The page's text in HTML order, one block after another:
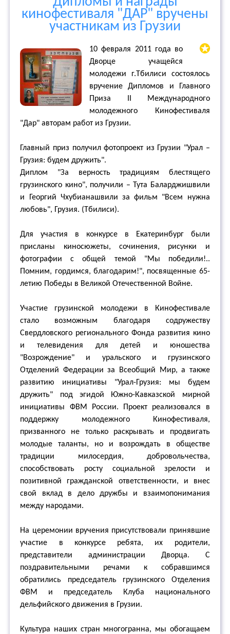
кинофестиваля "ДАР" вручены
участникам из Грузии
10 февраля 2011 года во
Дворце учащейся
молодежи г.Тбилиси состоялось
вручение Дипломов и Главного
Приза II Международного
молодежного Кинофестиваля
"Дар" авторам работ из Грузии.
Главный приз получил фотопроект из Грузии "Урал –
Грузия: будем дружить".
Диплом "За верность традициям блестящего
грузинского кино", получили – Тута Баларджишвили
и Георгий Чхубианашвили за фильм "Всем нужна
любовь", Грузия. (Тбилиси).
Для участия в конкурсе в Екатеринбург были
присланы киносюжеты, сочинения, рисунки и
фотографии с общей темой "Мы победили!..
Помним, гордимся, благодарим!", посвященные 65-
летию Победы в Великой Отечественной Войне.
Участие грузинской молодежи в Кинофестивале
стало возможным благодаря содружеству
Свердловского регионального Фонда развития кино
и телевидения для детей и юношества
"Возрождение" и уральского и грузинского
Отделений Федерации за Всеобщий Мир, а также
развитию инициативы "Урал-Грузия: мы будем
дружить" под эгидой Южно-Кавказской мирной
инициативы ФВМ России. Проект реализовался в
поддержку молодежного Кинофестиваля,
призванного не только раскрывать и продвигать
молодые таланты, но и возрождать в обществе
традиции милосердия, добровольчества,
способствовать росту социальной зрелости и
позитивной гражданской ответственности, и внес
свой вклад в дело дружбы и взаимопонимания
между народами.
На церемонии вручения присутствовали принявшие
участие в конкурсе ребята, их родители,
представители администрации Дворца. С
поздравительными речами к собравшимся
обратились председатель грузинского Отделения
ФВМ и председатель Клуба национального
дельфийского движения в Грузии.
Культура наших стран многогранна, мы обогащаем